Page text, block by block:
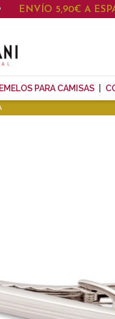
ENVÍO 5,90€ A
PARA CAMISAS